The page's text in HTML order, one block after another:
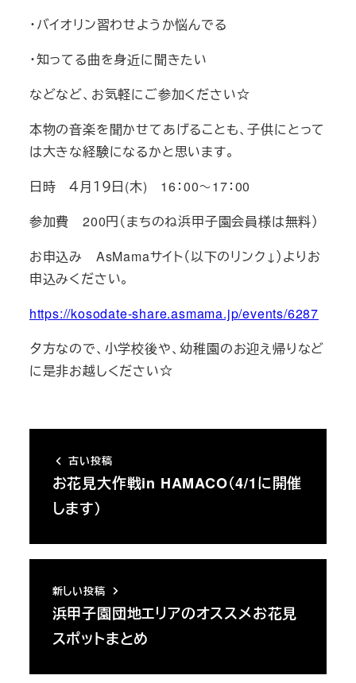
・バイオリン習わせようか悩んでる
・知ってる曲を身近に聞きたい
などなど、お気軽にご参加ください☆
本物の音楽を聞かせてあげることも、子供にとって
は大きな経験になるかと思います。
日時 ４月１９日(木) 16：00～17：00
参加費 200円（まちのね浜甲子園会員様は無料）
お申込み AsMamaサイト（以下のリンク↓）よりお
申込みください。
https://kosodate-share.asmama.jp/events/6287
夕方なので、小学校後や、幼稚園のお迎え帰りなど
に是非お越しください☆
古い投稿
お花見大作戦in HAMACO（4/1に開催
します）
新しい投稿
浜甲子園団地エリアのオススメお花見
スポットまとめ